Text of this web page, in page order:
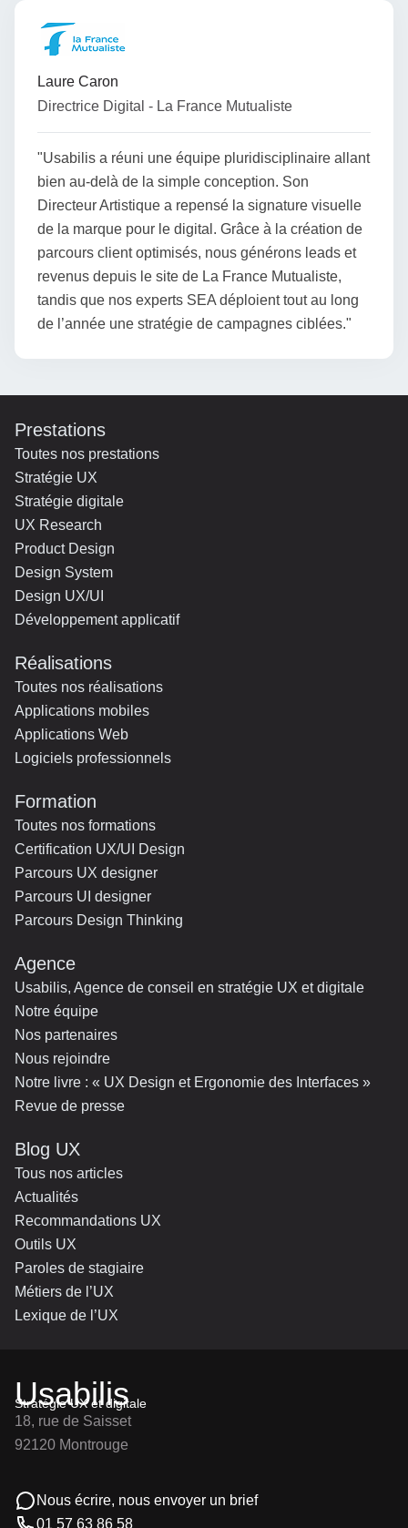
Laure Caron
Directrice Digital - La France Mutualiste
"Usabilis a réuni une équipe pluridisciplinaire allant
bien au-delà de la simple conception. Son
Directeur Artistique a repensé la signature visuelle
de la marque pour le digital. Grâce à la création de
parcours client optimisés, nous générons leads et
revenus depuis le site de La France Mutualiste,
tandis que nos experts SEA déploient tout au long
de l’année une stratégie de campagnes ciblées."
Prestations
Toutes nos prestations
Stratégie UX
Stratégie digitale
UX Research
Product Design
Design System
Design UX/UI
Développement applicatif
Réalisations
Toutes nos réalisations
Applications mobiles
Applications Web
Logiciels professionnels
Formation
Toutes nos formations
Certification UX/UI Design
Parcours UX designer
Parcours UI designer
Parcours Design Thinking
Agence
Usabilis, Agence de conseil en stratégie UX et digitale
Notre équipe
Nos partenaires
Nous rejoindre
Notre livre : « UX Design et Ergonomie des Interfaces »
Revue de presse
Blog UX
Tous nos articles
Actualités
Recommandations UX
Outils UX
Paroles de stagiaire
Métiers de l’UX
Lexique de l’UX
Usabilis
Stratégie UX et digitale
18, rue de Saisset
92120 Montrouge
Nous écrire, nous envoyer un brief
01 57 63 86 58